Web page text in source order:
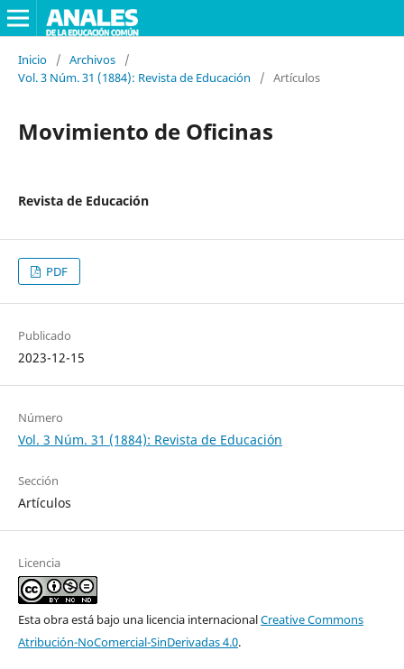
Inicio / Archivos
/
Vol. 3 Núm. 31 (1884): Revista de Educación
/ Artículos
Movimiento de Oficinas
Revista de Educación
PDF
Publicado
2023-12-15
Número
Vol. 3 Núm. 31 (1884): Revista de Educación
Sección
Artículos
Licencia
Esta obra está bajo una licencia internacionalCreative Commons
Atribución-NoComercial-SinDerivadas 4.0.